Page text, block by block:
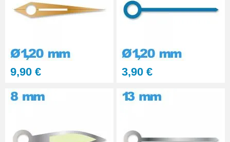
9,90 € 3,90 €